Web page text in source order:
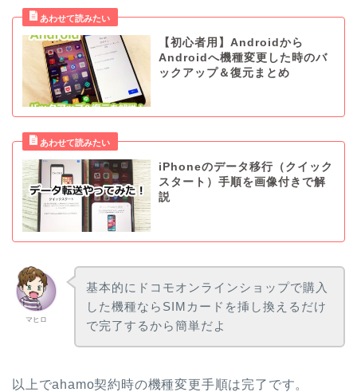
【初心者用】Androidから
Androidへ機種変更した時のバ
ックアップ＆復元まとめ
iPhoneのデータ移行（クイック
スタート）手順を画像付きで解
説
マヒロ
基本的にドコモオンラインショップで購入
した機種ならSIMカードを挿し換えるだけ
で完了するから簡単だよ
以上でahamo契約時の機種変更手順は完了です。